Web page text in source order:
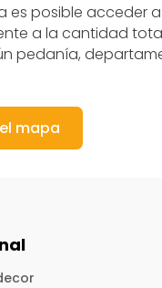
es posible acceder
a la cantidad
pedanía,
mapa